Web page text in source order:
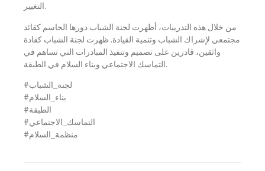
التغيير.
من خلال هذه التدريبات، أظهرت لجنة الشباب دورها الحاسم كقائد
مجتمعي لإشراك الشباب وتنمية القيادة. ظهرت لجنة الشباب كقادة
واثقين، قادرين على تصميم وتنفيذ المبادرات التي تساهم في
التماسك الاجتماعي وبناء السلام في الطبقة.
#لجنة_الشباب
#بناء_السلام
#الطبقة
#التماسك_الاجتماعي
#منظمة_السلام